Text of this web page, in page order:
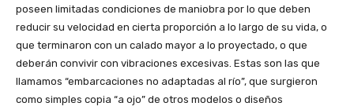
poseen limitadas condiciones de maniobra por lo que deben
reducir su velocidad en cierta proporción a lo largo de su vida, o
que terminaron con un calado mayor a lo proyectado, o que
deberán convivir con vibraciones excesivas. Estas son las que
llamamos “embarcaciones no adaptadas al río”, que surgieron
como simples copia “a ojo” de otros modelos o diseños